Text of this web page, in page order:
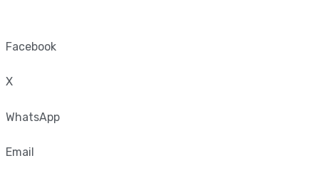
Facebook
X
WhatsApp
Email